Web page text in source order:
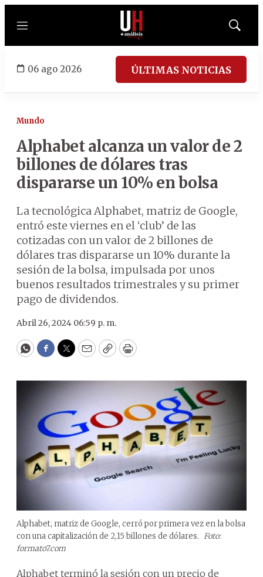
Menú
Mostrar
06 ago 2026 ÚLTIMAS NOTICIAS
Mundo
Alphabet alcanza un valor de 2
billones de dólares tras
dispararse un 10% en bolsa
La tecnológica Alphabet, matriz de Google,
entró este viernes en el ‘club’ de las
cotizadas con un valor de 2 billones de
dólares tras dispararse un 10% durante la
sesión de la bolsa, impulsada por unos
buenos resultados trimestrales y su primer
pago de dividendos.
Abril 26, 2024 06:59 p. m.
WhatsApp
Facebook
Twitter
EmailCopyPrint
Alphabet, matriz de Google, cerró por primera vez en la bolsa
con una capitalización de 2,15 billones de dólares. Foto:
formato7.com
Alphabet terminó la sesión con un precio de